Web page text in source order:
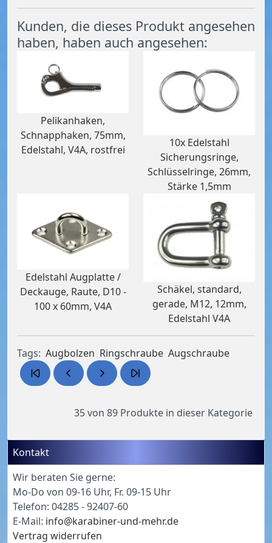
Kunden, die dieses Produkt angesehen
haben, haben auch angesehen:
Pelikanhaken,
Schnapphaken, 75mm,
Edelstahl, V4A, rostfrei
10x Edelstahl
Sicherungsringe,
Schlüsselringe, 26mm,
Stärke 1,5mm
Edelstahl Augplatte /
Deckauge, Raute, D10 -
100 x 60mm, V4A
Schäkel, standard,
gerade, M12, 12mm,
Edelstahl V4A
Tags: Augbolzen Ringschraube Augschraube
35 von 89 Produkte in dieser Kategorie
Kontakt
Wir beraten Sie gerne:
Mo-Do von 09-16 Uhr, Fr. 09-15 Uhr
Telefon: 04285 - 92407-60
E-Mail: info@karabiner-und-mehr.de
Vertrag widerrufen